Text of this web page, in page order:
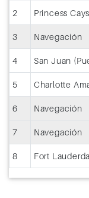
2 Princess
3 Navegación
4 San Juan
5 Charlotte
6 Navegación
7 Navegación
8 Fort